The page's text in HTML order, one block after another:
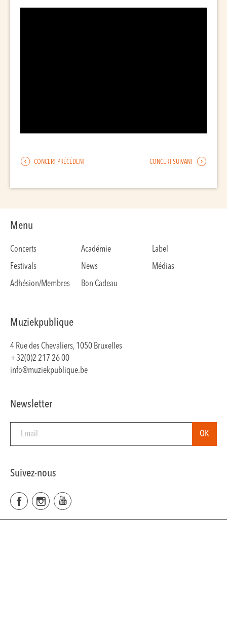
CONCERT PRÉCÉDENT CONCERT SUIVANT
Menu
Concerts Académie
Label
Festivals
News
Médias
Adhésion/Membres
Bon Cadeau
Muziekpublique
4 Rue des Chevaliers, 1050 Bruxelles
+32(0)2 217 26 00
info@muziekpublique.be
Newsletter
Suivez-nous